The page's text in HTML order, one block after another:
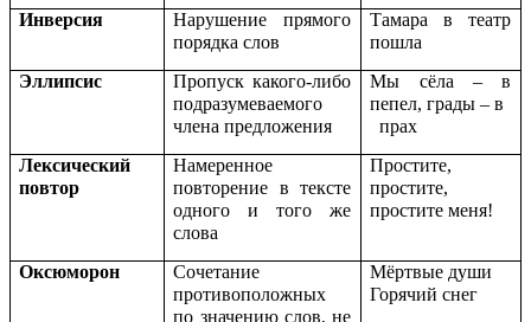
Инверсия
Нарушение прямого
порядка слов
Тамара в театр
пошла
Эллипсис
Пропуск какого-либо
подразумеваемого
члена предложения
Мы сёла – в
пепел, грады – в
прах
Лексический
повтор
Намеренное
повторение в тексте
одного и того же
слова
Простите,
простите,
простите меня!
Оксюморон
Сочетание
противоположных
по значению слов, не
Мёртвые души
Горячий снег